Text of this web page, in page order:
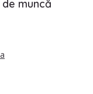
muncă